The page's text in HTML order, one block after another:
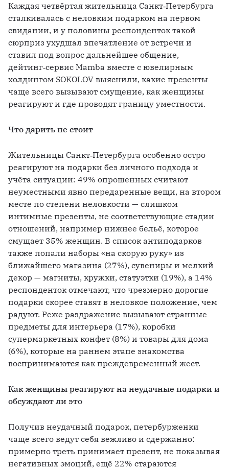
Каждая четвёртая жительница Санкт‑Петербурга
сталкивалась с неловким подарком на первом
свидании, и у половины респонденток такой
сюрприз ухудшал впечатление от встречи и
ставил под вопрос дальнейшее общение,
дейтинг‑сервис Mamba вместе с ювелирным
холдингом SOKOLOV выяснили, какие презенты
чаще всего вызывают смущение, как женщины
реагируют и где проводят границу уместности.
Что дарить не стоит
Жительницы Санкт‑Петербурга особенно остро
реагируют на подарки без личного подхода и
учёта ситуации: 49% опрошенных считают
неуместными явно передаренные вещи, на втором
месте по степени неловкости — слишком
интимные презенты, не соответствующие стадии
отношений, например нижнее бельё, которое
смущает 35% женщин. В список антиподарков
также попали наборы «на скорую руку» из
ближайшего магазина (27%), сувениры и мелкий
декор — магниты, кружки, статуэтки (19%), а 14%
респонденток отмечают, что чрезмерно дорогие
подарки скорее ставят в неловкое положение, чем
радуют. Реже раздражение вызывают странные
предметы для интерьера (17%), коробки
супермаркетных конфет (8%) и товары для дома
(6%), которые на раннем этапе знакомства
воспринимаются как преждевременный жест.
Как женщины реагируют на неудачные подарки и
обсуждают ли это
Получив неудачный подарок, петербурженки
чаще всего ведут себя вежливо и сдержанно:
примерно треть принимает презент, не показывая
негативных эмоций, ещё 22% стараются